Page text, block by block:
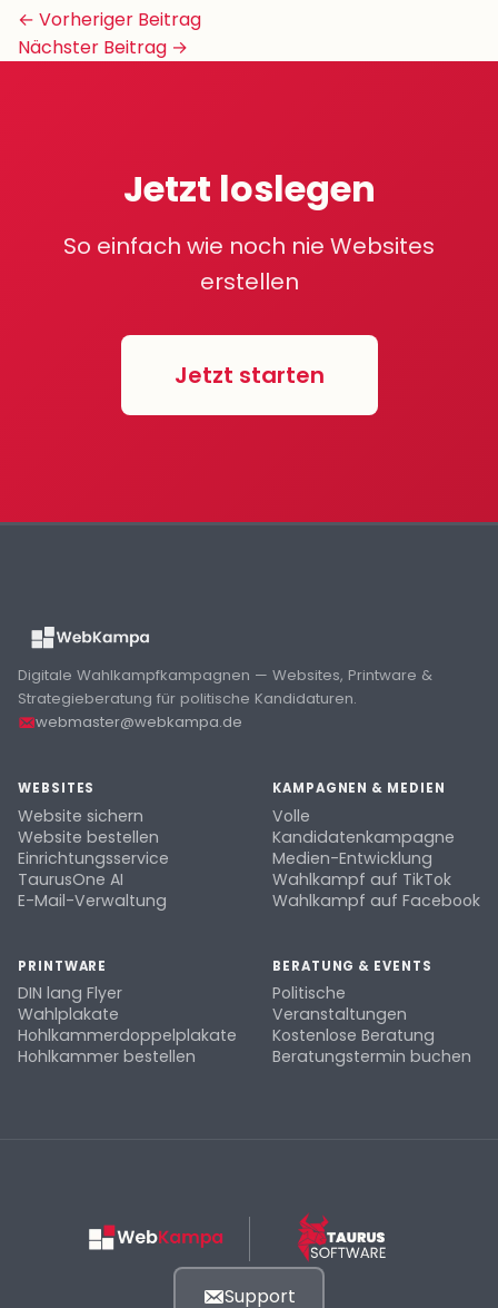
Beitrags-
Navigation
← Vorheriger Beitrag
Nächster Beitrag →
Jetzt loslegen
So einfach wie noch nie Websites
erstellen
Jetzt starten
Digitale Wahlkampfkampagnen — Websites, Printware &
Strategieberatung für politische Kandidaturen.
webmaster@webkampa.de
WEBSITES
Website sichern
Website bestellen
Einrichtungsservice
TaurusOne AI
E-Mail-Verwaltung
KAMPAGNEN & MEDIEN
Volle
Kandidatenkampagne
Medien-Entwicklung
Wahlkampf auf TikTok
Wahlkampf auf Facebook
PRINTWARE
DIN lang Flyer
Wahlplakate
Hohlkammerdoppelplakate
Hohlkammer bestellen
BERATUNG & EVENTS
Politische
Veranstaltungen
Kostenlose Beratung
Beratungstermin buchen
Support